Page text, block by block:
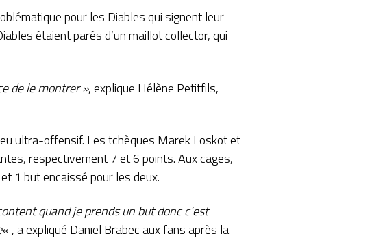
pour les Diables qui signent leur
étaient parés d’un maillot collector, qui
de le montrer », explique Hélène Petitfils,
ultra-offensif. Les tchèques Marek Loskot et
respectivement 7 et 6 points. Aux cages,
1 but encaissé pour les deux.
quand je prends un but donc c’est
« , a expliqué Daniel Brabec aux fans après la